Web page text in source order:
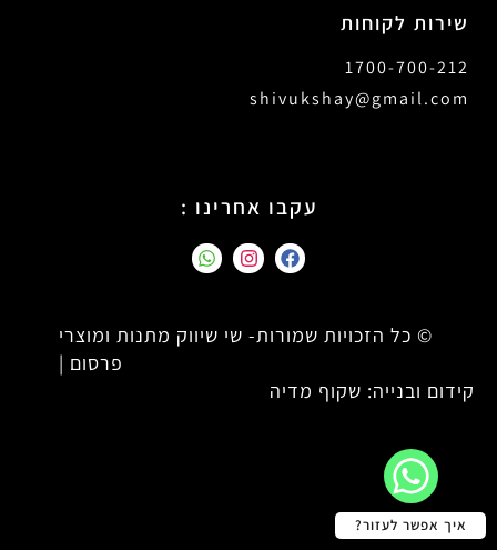
שירות לקוחות
1700-700-212
shivukshay@gmail.com
עקבו אחרינו :
© כל הזכויות שמורות- שי שיווק מתנות ומוצרי
פרסום |
קידום ובנייה: שקוף מדיה
איך אפשר לעזור?